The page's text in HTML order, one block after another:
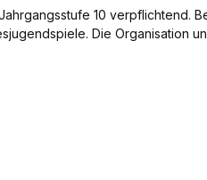
10 verpflichtend.
Die Organisation